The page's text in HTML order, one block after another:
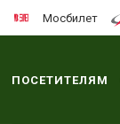
Мосбилет
ПОСЕТИТЕЛЯМ